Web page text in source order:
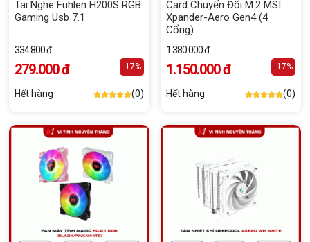
Tai Nghe Fuhlen H200S RGB
Gaming Usb 7.1
334.800 đ
279.000 đ -17%
Hết hàng (0)
Card Chuyển Đổi M.2 MSI
Xpander-Aero Gen4 (4
Cổng)
1.380.000 đ
1.150.000 đ -17%
Hết hàng (0)